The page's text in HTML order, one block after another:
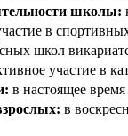
школы:
в
школ
участие в
в настоящее
в